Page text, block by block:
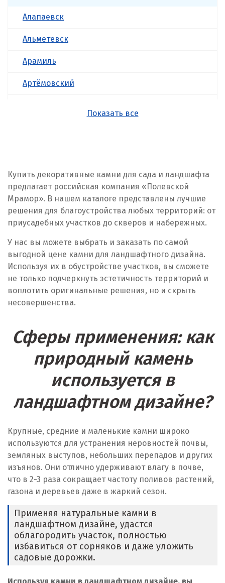
Алапаевск
Альметевск
Арамиль
Артёмовский
Барнаул
Белгород
Берёзовский
Богданович
Брянск
В
Верхний Уфалей
Верхняя Пышма
Владикавказ
Владимир
Волгоград
Воронеж
Воскресенск
Показать все
Купить декоративные камни для сада и ландшафта
предлагает российская компания «Полевской
Мрамор». В нашем каталоге представлены лучшие
решения для благоустройства любых территорий: от
приусадебных участков до скверов и набережных.
У нас вы можете выбрать и заказать по самой
выгодной цене камни для ландшафтного дизайна.
Используя их в обустройстве участков, вы сможете
не только подчеркнуть эстетичность территорий и
воплотить оригинальные решения, но и скрыть
несовершенства.
Сферы применения: как
природный камень
используется в
ландшафтном дизайне?
Крупные, средние и маленькие камни широко
используются для устранения неровностей почвы,
земляных выступов, небольших перепадов и других
изъянов. Они отлично удерживают влагу в почве,
что в 2-3 раза сокращает частоту поливов растений,
газона и деревьев даже в жаркий сезон.
Применяя натуральные камни в
ландшафтном дизайне, удастся
облагородить участок, полностью
избавиться от сорняков и даже уложить
садовые дорожки.